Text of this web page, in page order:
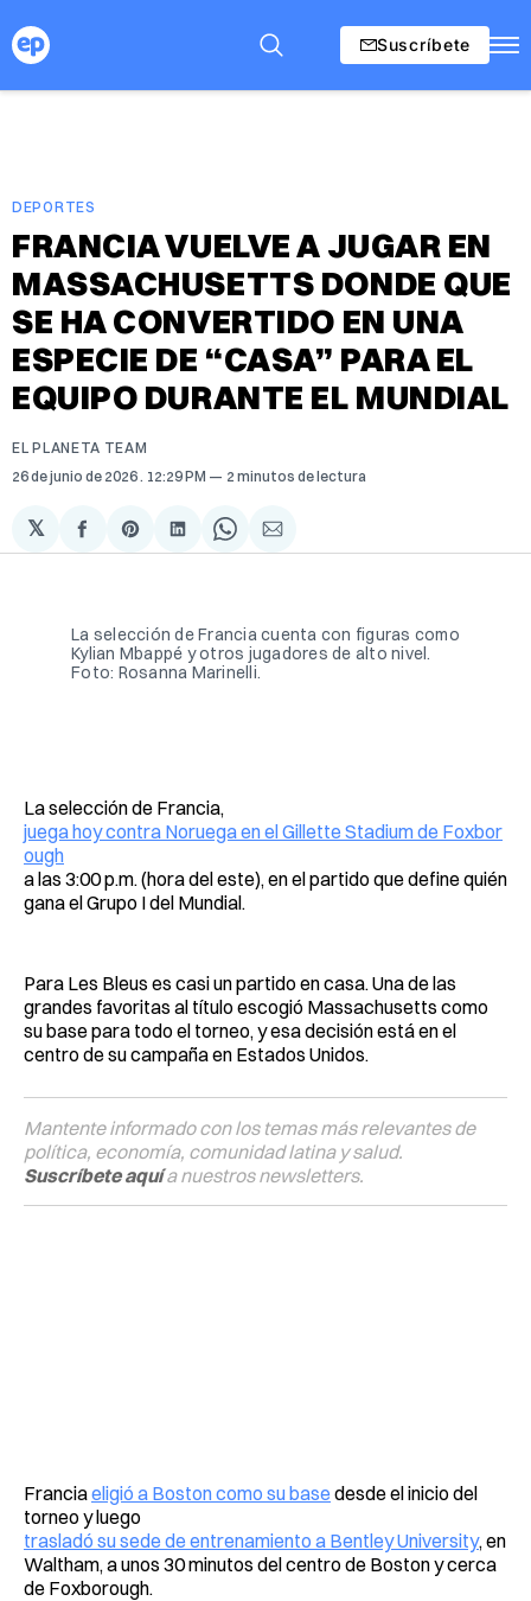
Suscríbete
DEPORTES
FRANCIA VUELVE A JUGAR EN
MASSACHUSETTS DONDE QUE
SE HA CONVERTIDO EN UNA
ESPECIE DE “CASA” PARA EL
EQUIPO DURANTE EL MUNDIAL
EL PLANETA TEAM
26 de junio de 2026 . 12:29 PM 2 minutos de lectura
𝕏
Compartir
en
Share
on
Compartir
en
Share
on
Compartir
via
La selección de Francia cuenta con figuras como
Kylian Mbappé y otros jugadores de alto nivel.
Foto: Rosanna Marinelli.
La selección de Francia,
juega hoy contra Noruega en el Gillette Stadium de Foxbor
ough
a las 3:00 p.m. (hora del este), en el partido que define quién
gana el Grupo I del Mundial.
Para Les Bleus es casi un partido en casa. Una de las
grandes favoritas al título escogió Massachusetts como
su base para todo el torneo, y esa decisión está en el
centro de su campaña en Estados Unidos.
Mantente informado con los temas más relevantes de
política, economía, comunidad latina y salud.
Suscríbete aquía nuestros newsletters.
Franciaeligió a Boston como su basedesde el inicio del
torneo y luego
trasladó su sede de entrenamiento a Bentley University, en
Waltham, a unos 30 minutos del centro de Boston y cerca
de Foxborough.